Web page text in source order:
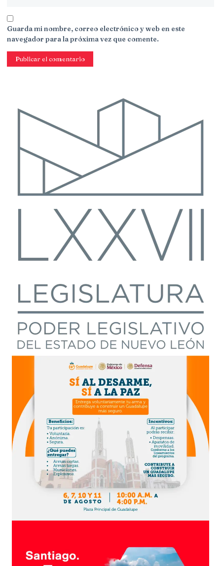
Guarda mi nombre, correo electrónico y web en este
navegador para la próxima vez que comente.